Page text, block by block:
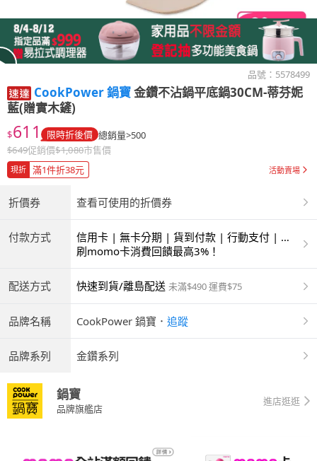
品號： 5578499
CookPower 鍋寶金鑽不沾鍋平底鍋30CM-蒂芬妮
藍(贈實木鏟)
$611 限時折後價 總銷量>500
$649促銷價$1,080市售價
現折 滿1件折38元 活動賣場
折價券 查看可使用的折價券
付款方式
信用卡 | 無卡分期 | 貨到付款 | 行動支付 | 超
商付款 | ATM | 銀聯卡
刷momo卡消費回饋最高3%！
配送方式 快速到貨/離島配送 未滿$490 運費$75
品牌名稱 CookPower 鍋寶 ． 追蹤
品牌系列 金鑽系列
鍋寶
品牌旗艦店
進店逛逛